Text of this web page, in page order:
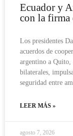
Ecuador y
con la firma
Los presidentes
acuerdos de
argentino a Quito,
bilaterales,
seguridad entre
LEER MÁS »
agosto 7, 2026